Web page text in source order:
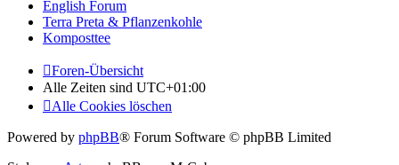
English Forum
Terra Preta & Pflanzenkohle
Komposttee
Foren-Übersicht
Alle Zeiten sind UTC+01:00
Alle Cookies löschen
Powered by phpBB® Forum Software © phpBB Limited